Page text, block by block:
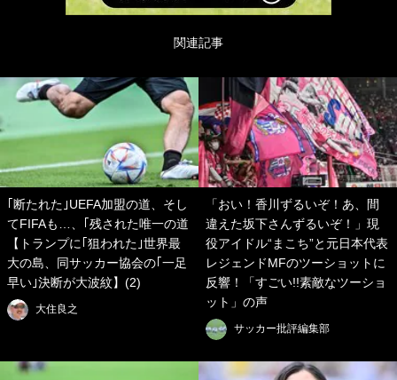
関連記事
｢断たれた｣UEFA加盟の道、そし
てFIFAも…、｢残された唯一の道
【トランプに｢狙われた｣世界最
大の島、同サッカー協会の｢一足
早い｣決断が大波紋】(2)
大住良之
「おい！香川ずるいぞ！あ、間
違えた坂下さんずるいぞ！」現
役アイドル“まこち”と元日本代表
レジェンドMFのツーショットに
反響！「すごい!!素敵なツーショ
ット」の声
サッカー批評編集部